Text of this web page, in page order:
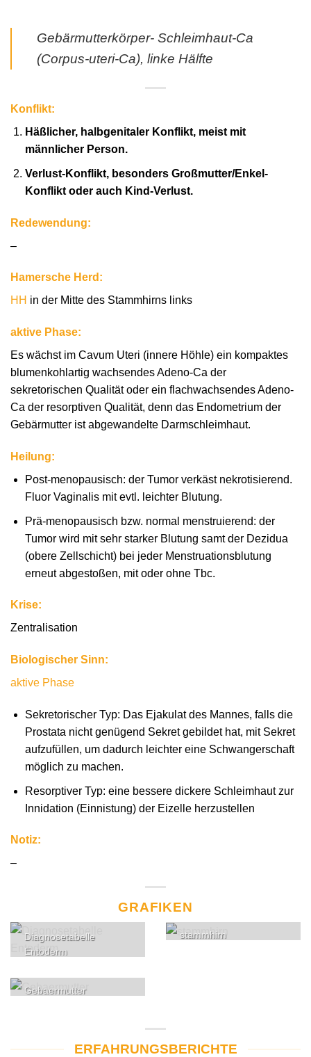
Gebärmutterkörper- Schleimhaut-Ca
(Corpus-uteri-Ca), linke Hälfte
Konflikt:
Häßlicher, halbgenitaler Konflikt, meist mit
männlicher Person.
Verlust-Konflikt, besonders Großmutter/Enkel-
Konflikt oder auch Kind-Verlust.
Redewendung:
–
Hamersche Herd:
HH in der Mitte des Stammhirns links
aktive Phase:
Es wächst im Cavum Uteri (innere Höhle) ein kompaktes
blumenkohlartig wachsendes Adeno-Ca der
sekretorischen Qualität oder ein flachwachsendes Adeno-
Ca der resorptiven Qualität, denn das Endometrium der
Gebärmutter ist abgewandelte Darmschleimhaut.
Heilung:
Post-menopausisch: der Tumor verkäst nekrotisierend.
Fluor Vaginalis mit evtl. leichter Blutung.
Prä-menopausisch bzw. normal menstruierend: der
Tumor wird mit sehr starker Blutung samt der Dezidua
(obere Zellschicht) bei jeder Menstruationsblutung
erneut abgestoßen, mit oder ohne Tbc.
Krise:
Zentralisation
Biologischer Sinn:
aktive Phase
Sekretorischer Typ: Das Ejakulat des Mannes, falls die
Prostata nicht genügend Sekret gebildet hat, mit Sekret
aufzufüllen, um dadurch leichter eine Schwangerschaft
möglich zu machen.
Resorptiver Typ: eine bessere dickere Schleimhaut zur
Innidation (Einnistung) der Eizelle herzustellen
Notiz:
–
GRAFIKEN
Diagnosetabelle
Entoderm
stammhirn
Gebaermutter
ERFAHRUNGSBERICHTE